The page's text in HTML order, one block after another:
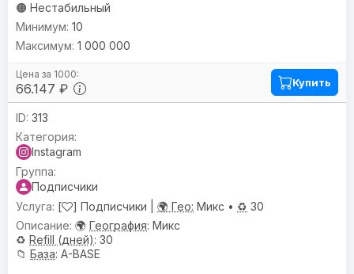
🟠 Нестабильный
66.147 ₽
10
1 000 000
Купить
313
Instagram
Подписчики
[
] Подписчики | 🌍 Гео: Микс • ♻️ 30
🌍 География: Микс
♻️ Refill (дней): 30
📁 База: A-BASE